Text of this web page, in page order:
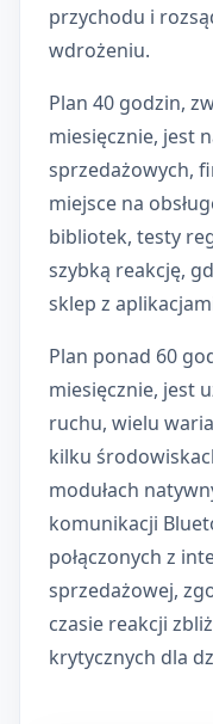
przychodu i
wdrożeniu.
Plan 40 godzin,
miesięcznie, jest
sprzedażowych,
miejsce na
bibliotek, testy
szybką reakcję,
sklep z
Plan ponad 60
miesięcznie, jest
ruchu, wielu
kilku
modułach
komunikacji
połączonych z
sprzedażowej,
czasie reakcji
krytycznych dla